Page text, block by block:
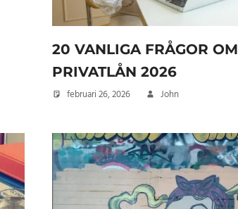
20 VANLIGA FRÅGOR OM
PRIVATLÅN 2026
februari 26, 2026 John